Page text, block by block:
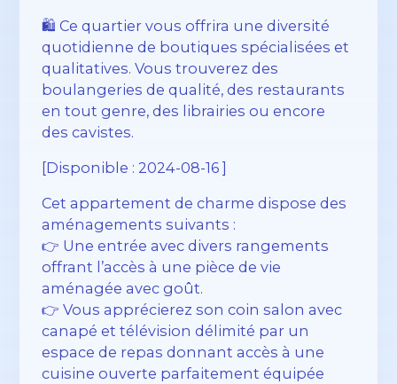
🛍️ Ce quartier vous offrira une diversité
quotidienne de boutiques spécialisées et
qualitatives. Vous trouverez des
boulangeries de qualité, des restaurants
en tout genre, des librairies ou encore
des cavistes.
[Disponible : 2024-08-16 ]
Cet appartement de charme dispose des
aménagements suivants :
👉 Une entrée avec divers rangements
offrant l’accès à une pièce de vie
aménagée avec goût.
👉 Vous apprécierez son coin salon avec
canapé et télévision délimité par un
espace de repas donnant accès à une
cuisine ouverte parfaitement équipée